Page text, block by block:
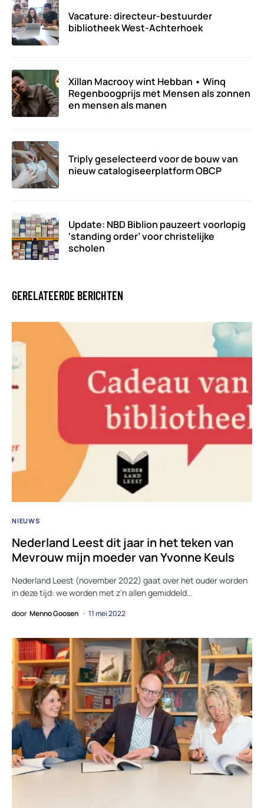
Vacature: directeur-bestuurder
bibliotheek West-Achterhoek
Xillan Macrooy wint Hebban • Winq
Regenboogprijs met Mensen als zonnen
en mensen als manen
Triply geselecteerd voor de bouw van
nieuw catalogiseerplatform OBCP
Update: NBD Biblion pauzeert voorlopig
‘standing order’ voor christelijke
scholen
GERELATEERDE BERICHTEN
NIEUWS
Nederland Leest dit jaar in het teken van
Mevrouw mijn moeder van Yvonne Keuls
Nederland Leest (november 2022) gaat over het ouder worden
in deze tijd: we worden met z’n allen gemiddeld…
door Menno Goosen 11 mei 2022